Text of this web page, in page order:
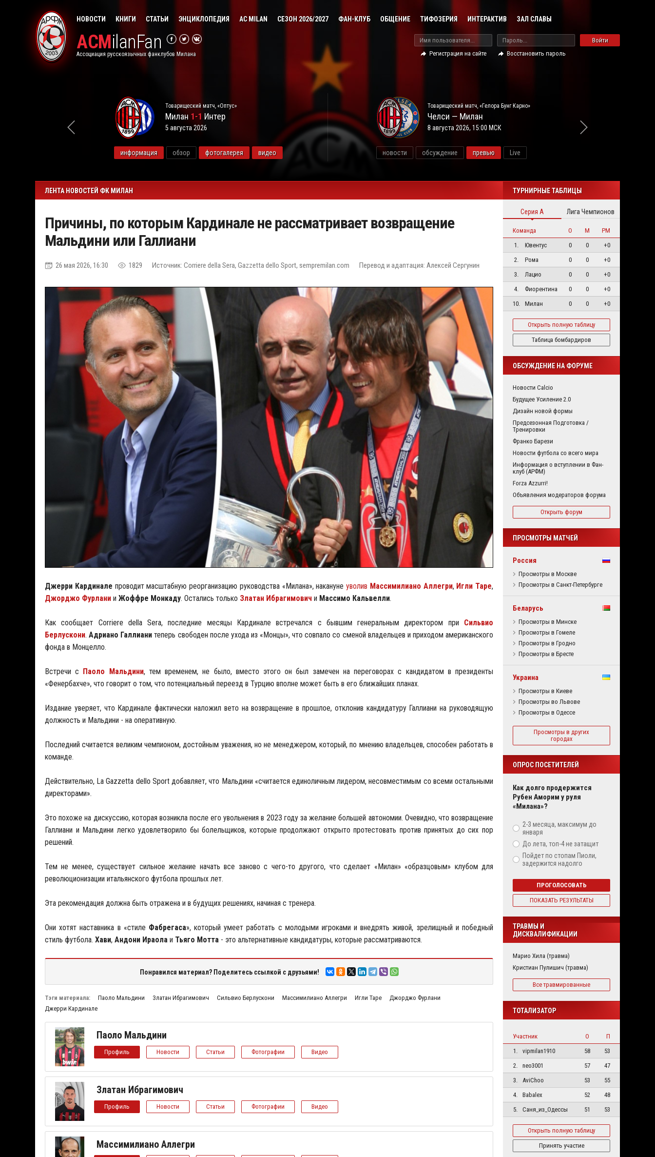
НОВОСТИ КНИГИ СТАТЬИ ЭНЦИКЛОПЕДИЯ AC MILAN СЕЗОН 2026/2027 ФАН-КЛУБ ОБЩЕНИЕ ТИФОЗЕРИЯ ИНТЕРАКТИВ ЗАЛ СЛАВЫ
ACMilanFan
Ассоциация русскоязычных фанклубов Милана
Войти
Регистрация на сайте
Восстановить пароль
Товарищеский матч, «Оптус»
Милан 1-1 Интер
5 августа 2026
информация обзор фотогалерея видео
Товарищеский матч, «Гелора Бунг Карно»
Челси — Милан
8 августа 2026, 15:00 МСК
новости обсуждение превью Live
ЛЕНТА НОВОСТЕЙ ФК МИЛАН
Причины, по которым Кардинале не рассматривает возвращение
Мальдини или Галлиани
26 мая 2026, 16:30 1829 Источник: Corriere della Sera, Gazzetta dello Sport, sempremilan.com Перевод и адаптация: Алексей Сергунин
Джерри Кардинале проводит масштабную реорганизацию руководства «Милана», накануне уволив Массимилиано Аллегри, Игли Таре,
Джорджо Фурлани и Жоффре Монкаду. Остались только Златан Ибрагимович и Массимо Кальвелли.
Как сообщает Corriere della Sera, последние месяцы Кардинале встречался с бывшим генеральным директором при Сильвио
Берлускони.Адриано Галлиани теперь свободен после ухода из «Монцы», что совпало со сменой владельцев и приходом американского
фонда в Монцелло.
Встречи с Паоло Мальдини, тем временем, не было, вместо этого он был замечен на переговорах с кандидатом в президенты
«Фенербахче», что говорит о том, что потенциальный переезд в Турцию вполне может быть в его ближайших планах.
Издание уверяет, что Кардинале фактически наложил вето на возвращение в прошлое, отклонив кандидатуру Галлиани на руководящую
должность и Мальдини - на оперативную.
Последний считается великим чемпионом, достойным уважения, но не менеджером, который, по мнению владельцев, способен работать в
команде.
Действительно, La Gazzetta dello Sport добавляет, что Мальдини «считается единоличным лидером, несовместимым со всеми остальными
директорами».
Это похоже на дискуссию, которая возникла после его увольнения в 2023 году за желание большей автономии. Очевидно, что возвращение
Галлиани и Мальдини легко удовлетворило бы болельщиков, которые продолжают открыто протестовать против принятых до сих пор
решений.
Тем не менее, существует сильное желание начать все заново с чего-то другого, что сделает «Милан» «образцовым» клубом для
революционизации итальянского футбола прошлых лет.
Эта рекомендация должна быть отражена и в будущих решениях, начиная с тренера.
Они хотят наставника в «стиле Фабрегаса», который умеет работать с молодыми игроками и внедрять живой, зрелищный и победный
стиль футбола. Хави, Андони Ираола и Тьяго Мотта - это альтернативные кандидатуры, которые рассматриваются.
Понравился материал? Поделитесь ссылкой с друзьями!
Тэги материала: Паоло Мальдини Златан Ибрагимович Сильвио Берлускони Массимилиано Аллегри Игли Таре
Джорджо Фурлани
Джерри Кардинале
Паоло Мальдини
Профиль Новости Статьи Фотографии Видео
Златан Ибрагимович
Профиль Новости Статьи Фотографии Видео
Массимилиано Аллегри
ТУРНИРНЫЕ ТАБЛИЦЫ
Серия А Лига Чемпионов
Команда О М
РМ
1.
Ювентус 0 0
+0
2.
Рома 0 0
+0
3.
Лацио 0 0
+0
4.
Фиорентина 0 0
+0
10.
Милан 0 0 +0
Открыть полную таблицу
Таблица бомбардиров
ОБСУЖДЕНИЕ НА ФОРУМЕ
Новости Calcio
Будущее Усиление 2.0
Дизайн новой формы
Предсезонная Подготовка /
Тренировки
Франко Барези
Новости футбола со всего мира
Информация о вступлении в Фан-
клуб (АРФМ)
Forza Azzurri!
Объявления модераторов форума
Открыть форум
ПРОСМОТРЫ МАТЧЕЙ
Россия
Просмотры в Москве
Просмотры в Санкт-Петербурге
Беларусь
Просмотры в Минске
Просмотры в Гомеле
Просмотры в Гродно
Просмотры в Бресте
Украина
Просмотры в Киеве
Просмотры во Львове
Просмотры в Одессе
Просмотры в других
городах
ОПРОС ПОСЕТИТЕЛЕЙ
Как долго продержится
Рубен Аморим у руля
«Милана»?
2-3 месяца, максимум до
января
До лета, топ-4 не затащит
Пойдет по стопам Пиоли,
задержится надолго
ПРОГОЛОСОВАТЬ
ПОКАЗАТЬ РЕЗУЛЬТАТЫ
ТРАВМЫ И
ДИСКВАЛИФИКАЦИИ
Марио Хила (травма)
Кристиан Пулишич (травма)
Все травмированные
ТОТАЛИЗАТОР
Участник О
П
1.
vipmilan1910 58
53
2.
neo3001 57
47
3.
AviChoo 53
55
4.
Babalex 52
48
5.
Саня_из_Одессы 51 53
Открыть полную таблицу
Принять участие